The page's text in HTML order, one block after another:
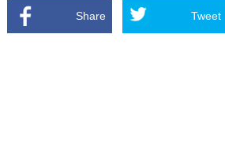
Share Tweet